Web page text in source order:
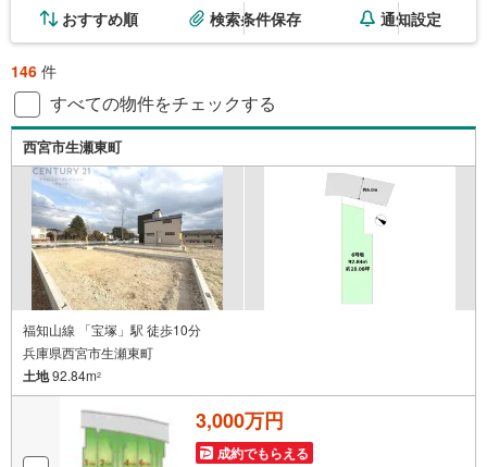
おすすめ順 検索条件保存 通知設定
146 件
すべての物件をチェックする
西宮市生瀬東町
福知山線 「宝塚」駅 徒歩10分
兵庫県西宮市生瀬東町
土地92.84m2
3,000万円
成約でもらえる